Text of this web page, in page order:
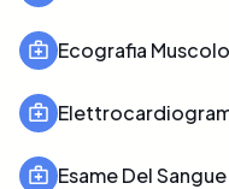
Ecografia
Esame Del